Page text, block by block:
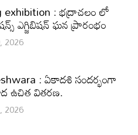
exhibition : భద్రాచలం లో
ఎగ్జిబిషన్ ఘన ప్రారంభం
2026
: ఏకాదశి సందర్భంగా
ఉచిత వితరణ.
2026